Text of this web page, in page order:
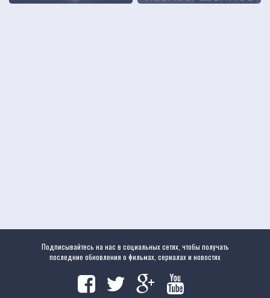
Подписывайтесь на нас в социальных сетях, чтобы получать
последние обновления о фильмах, сериалах и новостях